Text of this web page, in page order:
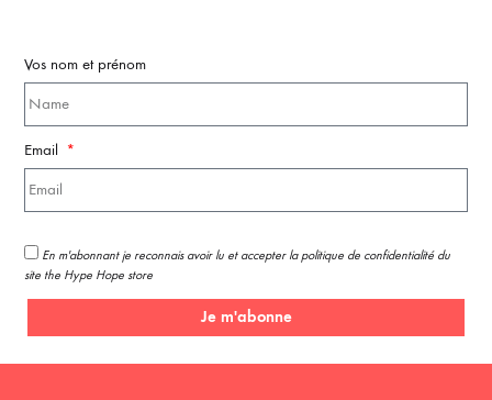
Vos nom et prénom
Email
En m'abonnant je reconnais avoir lu et accepter la politique de confidentialité du
site the Hype Hope store
Je m'abonne